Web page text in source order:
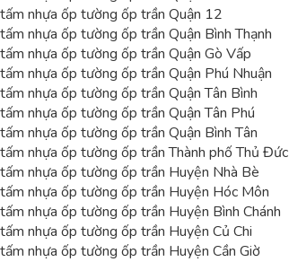
tấm nhựa ốp tường ốp trần Quận 12
tấm nhựa ốp tường ốp trần Quận Bình Thạnh
tấm nhựa ốp tường ốp trần Quận Gò Vấp
tấm nhựa ốp tường ốp trần Quận Phú Nhuận
tấm nhựa ốp tường ốp trần Quận Tân Bình
tấm nhựa ốp tường ốp trần Quận Tân Phú
tấm nhựa ốp tường ốp trần Quận Bình Tân
tấm nhựa ốp tường ốp trần Thành phố Thủ Đức
tấm nhựa ốp tường ốp trần Huyện Nhà Bè
tấm nhựa ốp tường ốp trần Huyện Hóc Môn
tấm nhựa ốp tường ốp trần Huyện Bình Chánh
tấm nhựa ốp tường ốp trần Huyện Củ Chi
tấm nhựa ốp tường ốp trần Huyện Cần Giờ